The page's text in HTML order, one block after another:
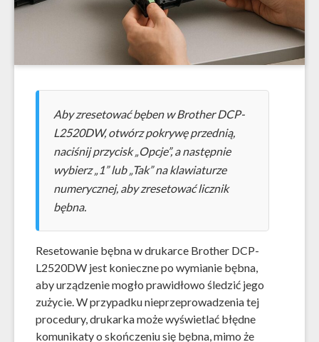
Aby zresetować bęben w Brother DCP-
L2520DW, otwórz pokrywę przednią,
naciśnij przycisk „Opcje”, a następnie
wybierz „1” lub „Tak” na klawiaturze
numerycznej, aby zresetować licznik
bębna.
Resetowanie bębna w drukarce Brother DCP-
L2520DW jest konieczne po wymianie bębna,
aby urządzenie mogło prawidłowo śledzić jego
zużycie. W przypadku nieprzeprowadzenia tej
procedury, drukarka może wyświetlać błędne
komunikaty o skończeniu się bębna, mimo że